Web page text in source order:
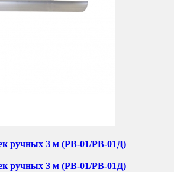
ручных 3 м (РВ-01/РВ-01Д)
ручных 3 м (РВ-01/РВ-01Д)